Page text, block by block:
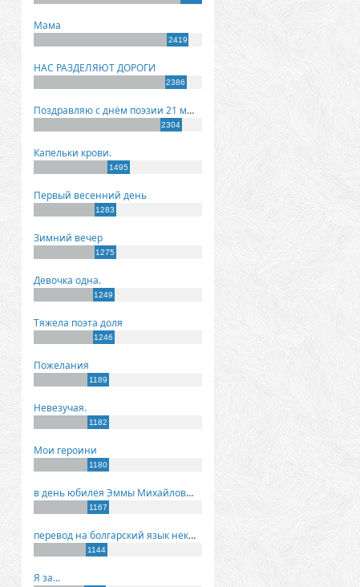
Мама
2419
НАС РАЗДЕЛЯЮТ ДОРОГИ
2386
Поздравляю с днём поэзии 21 марта!
2304
Капельки крови.
1495
Первый весенний день
1283
Зимний вечер
1275
Девочка одна.
1249
Тяжела поэта доля
1246
Пожелания
1189
Невезучая.
1182
Мои героини
1180
в день юбилея Эммы Михайловны Киселевой
1167
перевод на болгарский язык некоторых моих стихов
1144
Я за...